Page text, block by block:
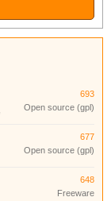
693
Open source (gpl)
677
Open source (gpl)
648
Freeware